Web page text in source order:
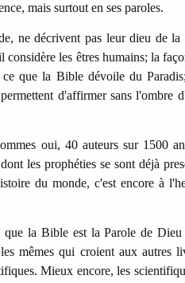
mais surtout en ses paroles.
ne décrivent pas leur dieu de
les êtres humains; la
ce que la Bible dévoile du
d'affirmer sans l'ombre
oui, 40 auteurs sur 1500
les prophéties se sont déjà
du monde, c'est encore à
la Bible est la Parole de
mêmes qui croient aux autres
Mieux encore, les